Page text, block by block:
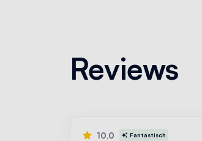
Reviews
10,0 Fantastisch